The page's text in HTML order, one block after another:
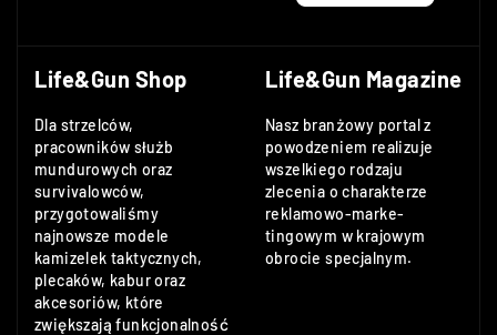
Life&Gun Shop
Dla strzelców,
pracowników służb
mundurowych oraz
survivalowców,
przygotowaliśmy
najnowsze modele
kamizelek taktycznych,
plecaków, kabur oraz
akcesoriów, które
zwiększają funkcjonalność
Life&Gun Magazine
Nasz branżowy portal z
powodzeniem realizuje
wszelkiego rodzaju
zlecenia o charakterze
reklamowo-marke-
tingowym w krajowym
obrocie specjalnym.